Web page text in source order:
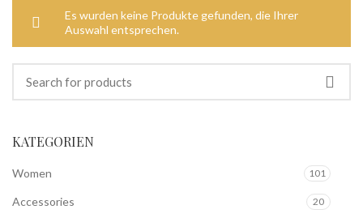
KATEGORIEN
Accessories 20
Women 101
Es wurden keine Produkte gefunden, die Ihrer
Auswahl entsprechen.